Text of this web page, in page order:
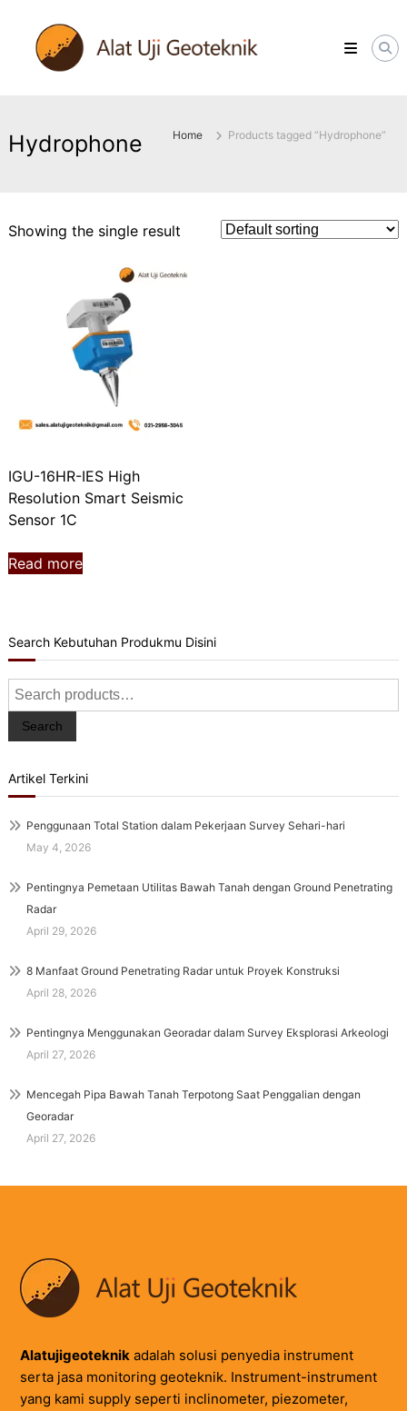
content
ALATUJIGEOTEKNIK.COM
DISTRIBUTOR
INSTRUMENT
Hydrophone Home Products tagged “Hydrophone”
Showing the single result
IGU-16HR-IES High
Resolution Smart Seismic
Sensor 1C
Read more
Search Kebutuhan Produkmu Disini
Search
for:
Search
Artikel Terkini
Penggunaan Total Station dalam Pekerjaan Survey Sehari-hari
May 4, 2026
Pentingnya Pemetaan Utilitas Bawah Tanah dengan Ground Penetrating
Radar
April 29, 2026
8 Manfaat Ground Penetrating Radar untuk Proyek Konstruksi
April 28, 2026
Pentingnya Menggunakan Georadar dalam Survey Eksplorasi Arkeologi
April 27, 2026
Mencegah Pipa Bawah Tanah Terpotong Saat Penggalian dengan
Georadar
April 27, 2026
Alatujigeoteknikadalah solusi penyedia instrument
serta jasa monitoring geoteknik. Instrument-instrument
yang kami supply seperti inclinometer, piezometer,